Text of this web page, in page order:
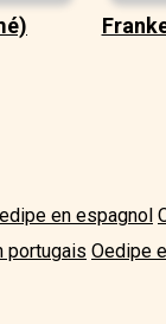
en espagnol
portugais Oedipe